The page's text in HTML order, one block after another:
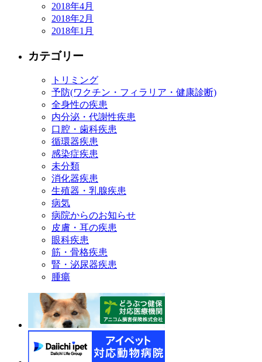
2018年4月
2018年2月
2018年1月
カテゴリー
トリミング
予防(ワクチン・フィラリア・健康診断)
全身性の疾患
内分泌・代謝性疾患
口腔・歯科疾患
循環器疾患
感染症疾患
未分類
消化器疾患
生殖器・乳腺疾患
病気
病院からのお知らせ
皮膚・耳の疾患
眼科疾患
筋・骨格疾患
腎・泌尿器疾患
腫瘍